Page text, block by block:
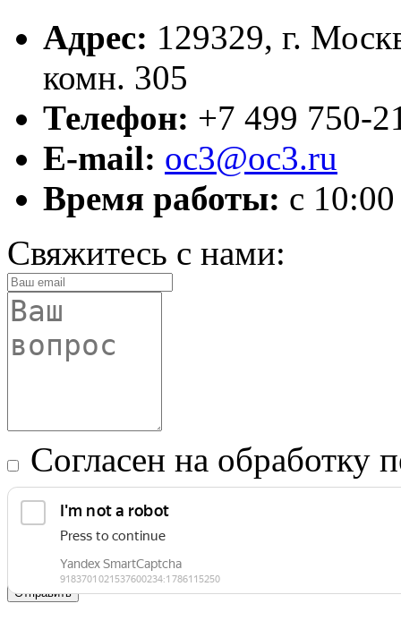
Адрес: 129329, г.
комн. 305
Телефон: +7 499 750-
E-mail: oc3@oc3.ru
Время работы: c
Свяжитесь с нами:
Согласен на
Отправить